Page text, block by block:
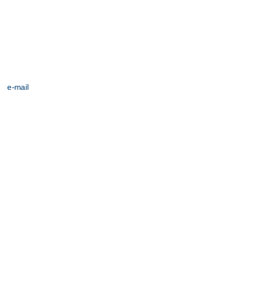
e-mail